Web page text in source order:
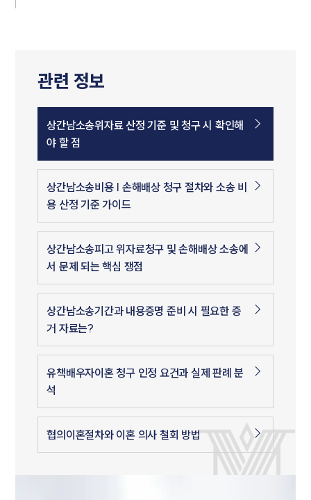
관련 정보
상간남소송위자료 산정 기준 및 청구 시 확인해
야 할 점
상간남소송비용 | 손해배상 청구 절차와 소송 비
용 산정 기준 가이드
상간남소송피고 위자료청구 및 손해배상 소송에
서 문제 되는 핵심 쟁점
상간남소송기간과 내용증명 준비 시 필요한 증
거 자료는?
유책배우자이혼 청구 인정 요건과 실제 판례 분
석
협의이혼절차와 이혼 의사 철회 방법